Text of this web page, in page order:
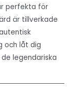
perfekta för
är tillverkade
och låt dig
legendariska